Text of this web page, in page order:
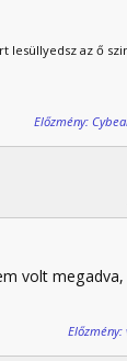
lesüllyedsz az ő
Előzmény:
volt megadva,
Előzmény: